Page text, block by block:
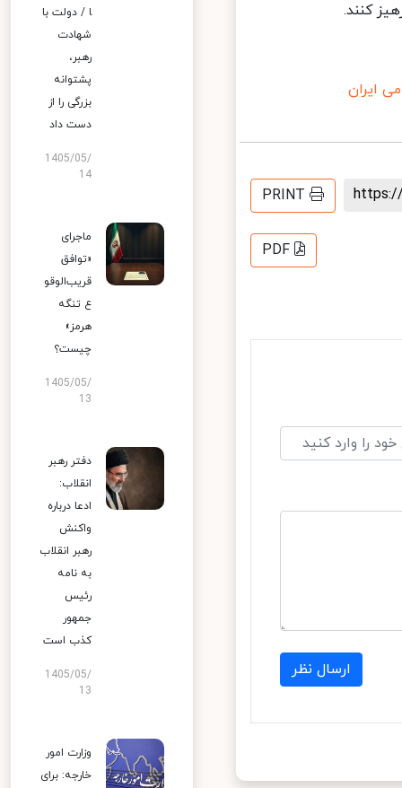
کنند.
ایران
PRINT
PDF
ارسال نظر
ا / دولت با
شهادت
رهبر،
پشتوانه
بزرگی را از
دست داد
1405/05/
14
ماجرای
«توافق
قریب‌الوقو
ع تنگه
هرمز»
چیست؟
1405/05/
13
دفتر رهبر
انقلاب:
ادعا درباره
واکنش
رهبر انقلاب
به نامه
رئیس
جمهور
کذب است
1405/05/
13
وزارت امور
خارجه: برای